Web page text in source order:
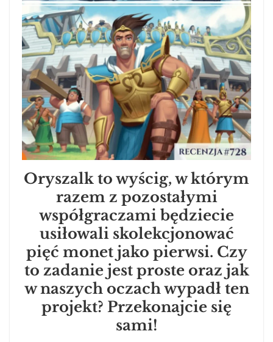
Oryszalk to wyścig, w którym
razem z pozostałymi
współgraczami będziecie
usiłowali skolekcjonować
pięć monet jako pierwsi. Czy
to zadanie jest proste oraz jak
w naszych oczach wypadł ten
projekt? Przekonajcie się
sami!